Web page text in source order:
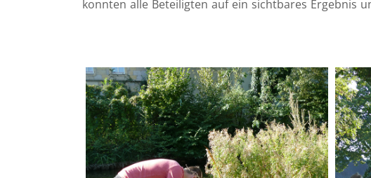
konnten alle Beteiligten auf ein sichtbares Ergebnis